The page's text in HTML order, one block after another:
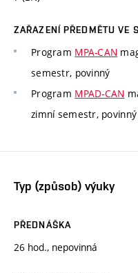
ZAŘAZENÍ PŘEDMĚTU VE
Program MPA-CAN
semestr, povinný
Program MPAD-CAN
zimní semestr, povinný
Typ (způsob) výuky
PŘEDNÁŠKA
26 hod., nepovinná